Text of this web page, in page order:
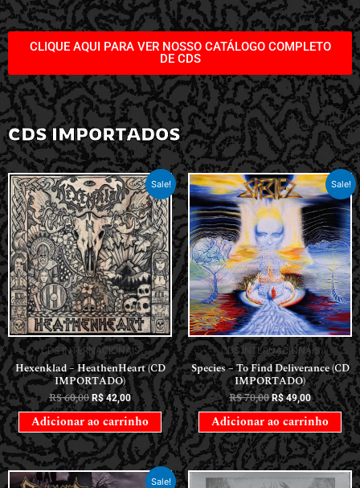
CLIQUE AQUI PARA VER NOSSO CATÁLOGO COMPLETO
DE CDS
CDS IMPORTADOS
Sale!
CDS INTERNACIONAIS
Hexenklad – HeathenHeart (CD
IMPORTADO)
R$60,00 R$42,00
Adicionar ao carrinho
Sale!
CDS INTERNACIONAIS
Species – To Find Deliverance (CD
IMPORTADO)
R$70,00 R$49,00
Adicionar ao carrinho
Sale!